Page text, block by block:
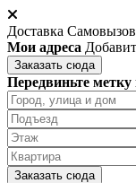
Доставка Самовызов
Мои адреса
Заказать сюда
Передвиньте
Заказать сюда